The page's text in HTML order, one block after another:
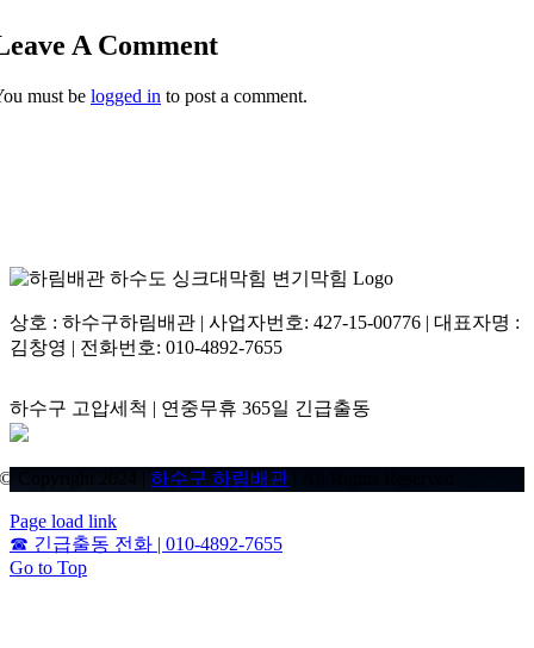
A Comment
must be logged in to post a comment.
상호 : 하수구하림배관 | 사업자번호: 427-15-00776 | 대표자명 :
김창영 | 전화번호: 010-4892-7655
하수구 고압세척 | 연중무휴 365일 긴급출동
© Copyright 2024 |하수구 하림배관
Page load link
☎ 긴급출동 전화 | 010-4892-7655
Go to Top